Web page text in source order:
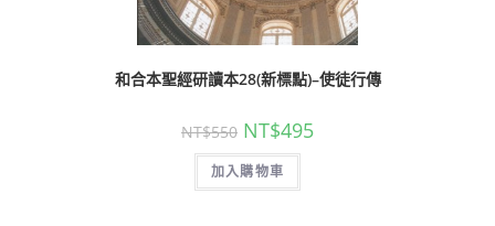
和合本聖經研讀本28(新標點)–使徒行傳
NT$550 NT$495
加入購物車